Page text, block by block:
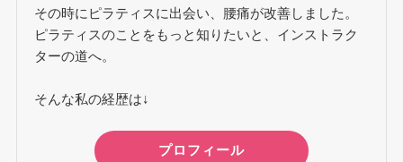
その時にピラティスに出会い、腰痛が改善しました。
ピラティスのことをもっと知りたいと、インストラク
ターの道へ。
そんな私の経歴は↓
プロフィール